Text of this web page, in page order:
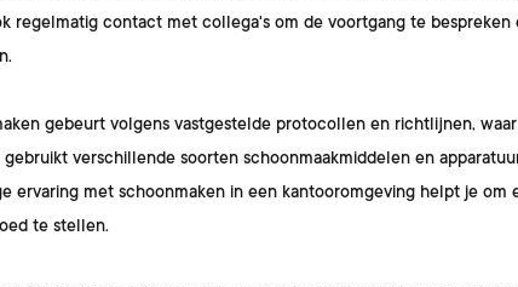
regelmatig contact met collega's om de voortgang te
gebeurt volgens vastgestelde protocollen en richtlijnen,
gebruikt verschillende soorten schoonmaakmiddelen en
ervaring met schoonmaken in een kantooromgeving helpt je
te stellen.